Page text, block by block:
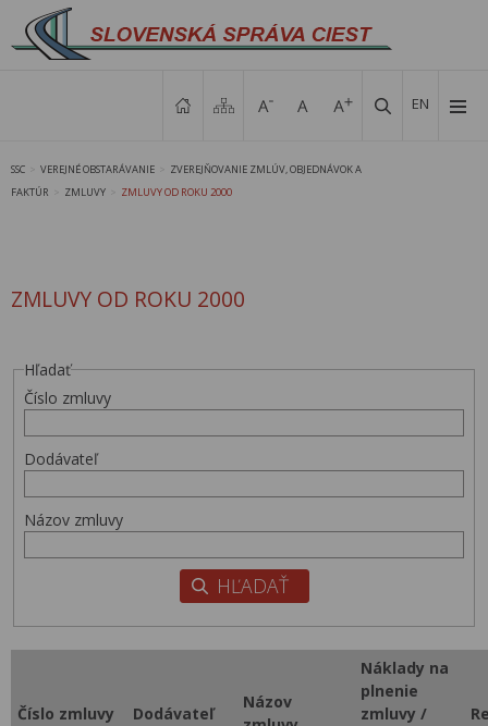
EN
SSC VEREJNÉ OBSTARÁVANIE
ZVEREJŇOVANIE ZMLÚV, OBJEDNÁVOK A
FAKTÚR
ZMLUVY ZMLUVY OD ROKU 2000
ZMLUVY OD ROKU 2000
Hľadať
Číslo zmluvy
Dodávateľ
Názov zmluvy
Číslo zmluvy Dodávateľ
Názov
Náklady na
plnenie
zmluvy /